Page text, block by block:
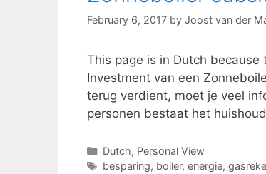
February 6, 2017 by Joost van der
This page is in Dutch because
Investment van een
terug verdient, moet je veel
personen bestaat het
Categories
Dutch, Personal View
Tags
besparing, boiler, energie,